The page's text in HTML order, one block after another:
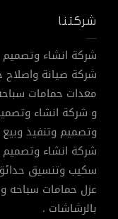
شركتنا
شركة انشاء
شركة صيانة
معدات حمامات
و شركة انشاء
وتصميم وتنفيذ
شركة انشاء وتصميم
سكيب وتنسيق
عزل حمامات سباحه
بالرشاشات .